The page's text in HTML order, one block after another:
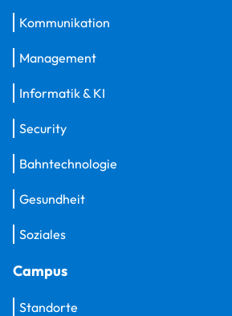
Kommunikation
Management
Informatik & KI
Security
Bahntechnologie
Gesundheit
Soziales
Campus
Standorte